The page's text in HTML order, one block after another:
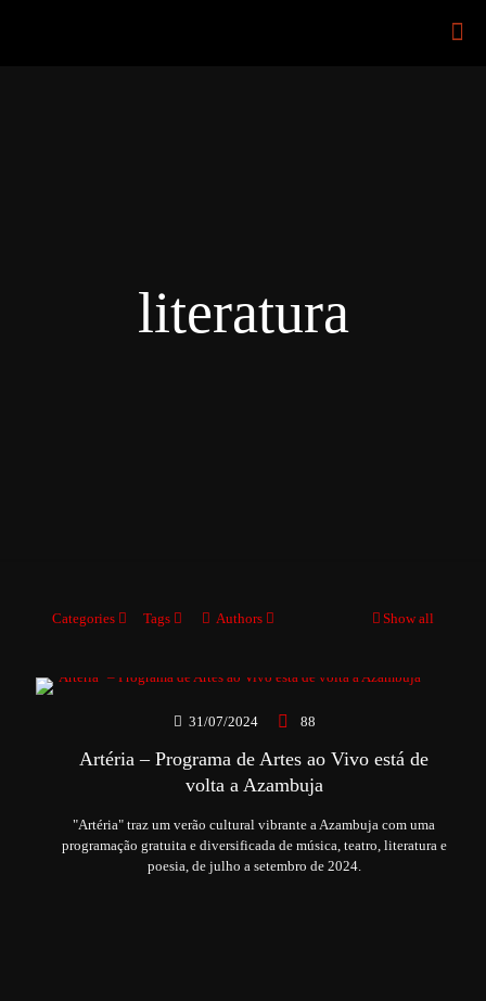
literatura
Categories Tags Authors Show all
31/07/2024 88
Artéria – Programa de Artes ao Vivo está de
volta a Azambuja
"Artéria" traz um verão cultural vibrante a Azambuja com uma
programação gratuita e diversificada de música, teatro, literatura e
poesia, de julho a setembro de 2024.